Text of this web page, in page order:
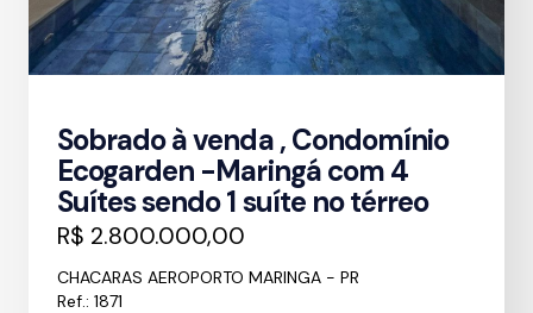
Sobrado à venda , Condomínio
Ecogarden -Maringá com 4
Suítes sendo 1 suíte no térreo
R$ 2.800.000,00
CHACARAS AEROPORTO MARINGA - PR
Ref.: 1871